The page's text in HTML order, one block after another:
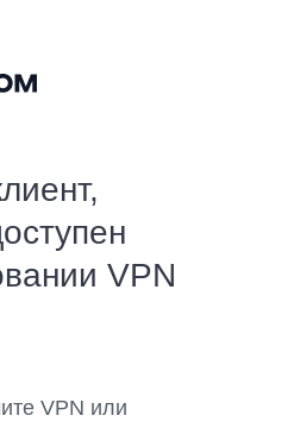
VPN
VPN или